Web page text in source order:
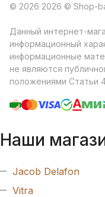
© 2026 2026 © Shop-
Данный интернет-
информационный
информационные
не являются
положениями Статьи
Наши
Jacob Delafon
Vitra